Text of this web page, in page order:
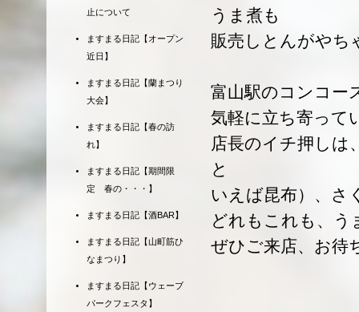
うま煮も
販売しとんがや
富山駅のコンコー
気軽に立ち寄って
店長のイチ押しは
と
いえば昆布）、さ
どれもこれも、う
ぜひご来店、お待
止について
ますまる日記【オープン
近日】
ますまる日記【蘭まつり
大会】
ますまる日記【春の訪
れ】
ますまる日記【期間限
定 春の・・・】
ますまる日記【酒BAR】
ますまる日記【山町筋ひ
なまつり】
ますまる日記【ウェーブ
パークフェスタ】